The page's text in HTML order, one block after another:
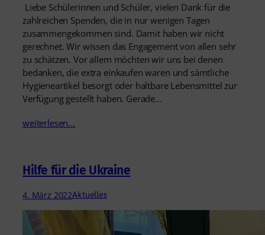
Liebe Schülerinnen und Schüler, vielen Dank für die
zahlreichen Spenden, die in nur wenigen Tagen
zusammengekommen sind. Damit haben wir nicht
gerechnet. Wir wissen das Engagement von allen sehr
zu schätzen. Vor allem möchten wir uns bei denen
bedanken, die extra einkaufen waren und sämtliche
Hygieneartikel besorgt oder haltbare Lebensmittel zur
Verfügung gestellt haben. Gerade…
weiterlesen…
Hilfe für die Ukraine
4. März 2022Aktuelles